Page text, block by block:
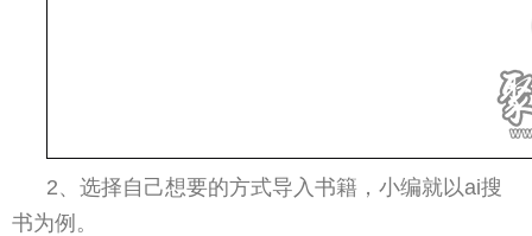
2、选择自己想要的方式导入书籍，小编就以ai搜
书为例。